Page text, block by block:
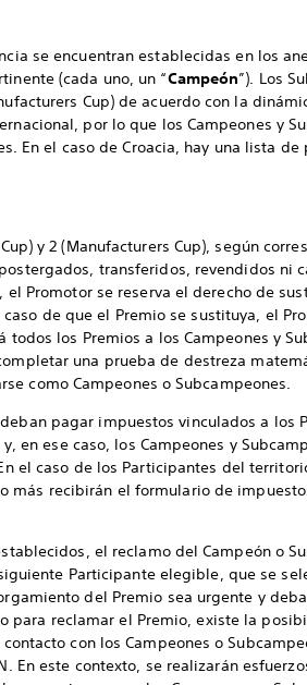
se encuentran establecidas en los
(cada uno, un “Campeón”). Los
Cup) de acuerdo con la
por lo que los Campeones y
En el caso de Croacia, hay una lista
y 2 (Manufacturers Cup), según
transferidos, revendidos ni
Promotor se reserva el derecho de
de que el Premio se sustituya, el
los Premios a los Campeones y
una prueba de destreza
como Campeones o Subcampeones.
pagar impuestos vinculados a los
ese caso, los Campeones y
el caso de los Participantes del
más recibirán el formulario de
el reclamo del Campeón o
Participante elegible, que se
del Premio sea urgente y
para reclamar el Premio, existe la
con los Campeones o
En este contexto, se realizarán